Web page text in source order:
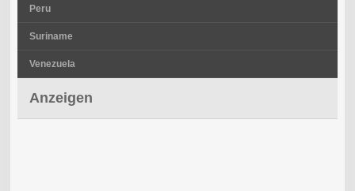
Peru
Suriname
Venezuela
Anzeigen